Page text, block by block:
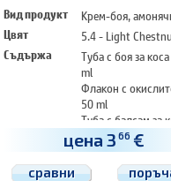
Вид продукт
Крем-боя,
Цвят
5.4 - Light
Съдържа
Туба с боя за
ml
Флакон с
50 ml
Туба с балсам за
25 ml
Чифт защитни
Инструкции за
цена 3 66 €
сравни